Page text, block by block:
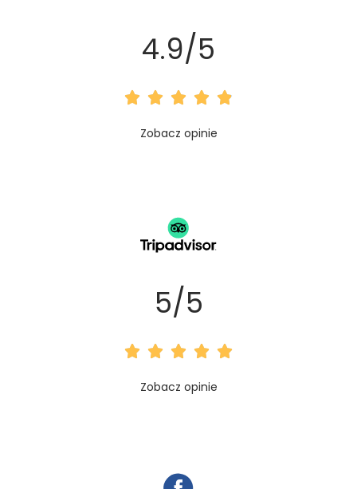
4.9/5
    
Zobacz opinie
5/5
    
Zobacz opinie